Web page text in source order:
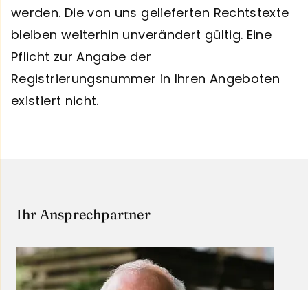
werden. Die von uns gelieferten Rechtstexte
bleiben weiterhin unverändert gültig. Eine
Pflicht zur Angabe der
Registrierungsnummer in Ihren Angeboten
existiert nicht.
Ihr Ansprechpartner